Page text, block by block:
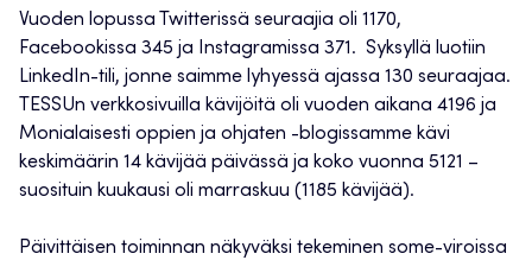
Vuoden lopussa Twitterissä seuraajia oli 1170,
Facebookissa 345 ja Instagramissa 371. Syksyllä luotiin
LinkedIn-tili, jonne saimme lyhyessä ajassa 130 seuraajaa.
TESSUn verkkosivuilla kävijöitä oli vuoden aikana 4196 ja
Monialaisesti oppien ja ohjaten -blogissamme kävi
keskimäärin 14 kävijää päivässä ja koko vuonna 5121 –
suosituin kuukausi oli marraskuu (1185 kävijää).
Päivittäisen toiminnan näkyväksi tekeminen some-viroissa